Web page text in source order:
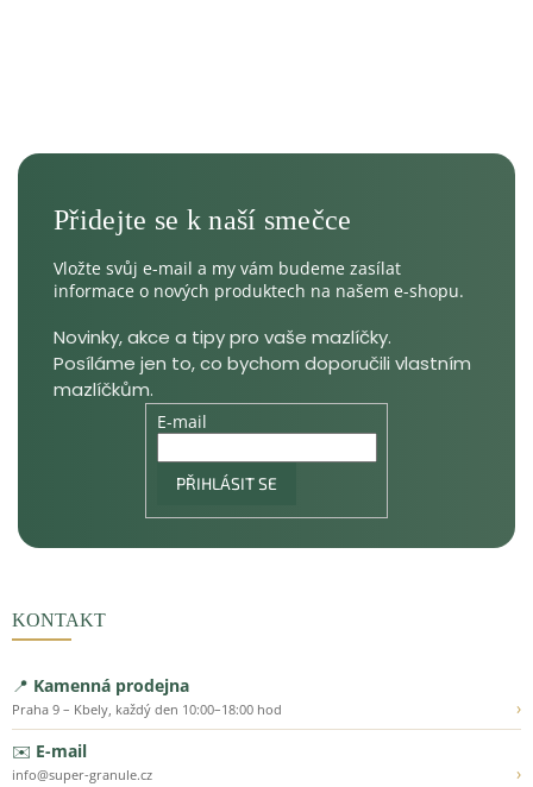
Vložte svůj e-mail a my vám budeme zasílat
informace o nových produktech na našem e-shopu.
E-mail
PŘIHLÁSIT SE
KONTAKT
📍 Kamenná prodejna
Praha 9 – Kbely, každý den 10:00–18:00 hod
›
✉️ E-mail
info@super-granule.cz
›